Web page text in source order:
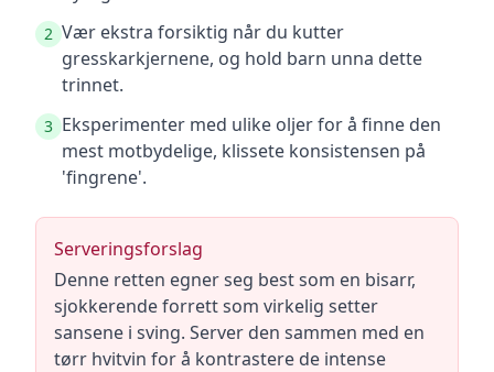
2 Vær ekstra forsiktig når du kutter
gresskarkjernene, og hold barn unna dette
trinnet.
3 Eksperimenter med ulike oljer for å finne den
mest motbydelige, klissete konsistensen på
'fingrene'.
Serveringsforslag
Denne retten egner seg best som en bisarr,
sjokkerende forrett som virkelig setter
sansene i sving. Server den sammen med en
tørr hvitvin for å kontrastere de intense